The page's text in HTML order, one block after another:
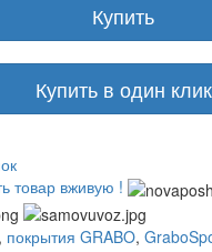
Купить
Купить в один клик
товар вживую !
, покрытия GRABO,